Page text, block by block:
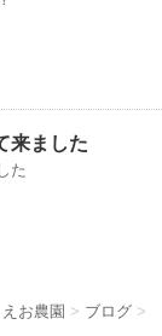
来ました
た
お農園 > ブログ >